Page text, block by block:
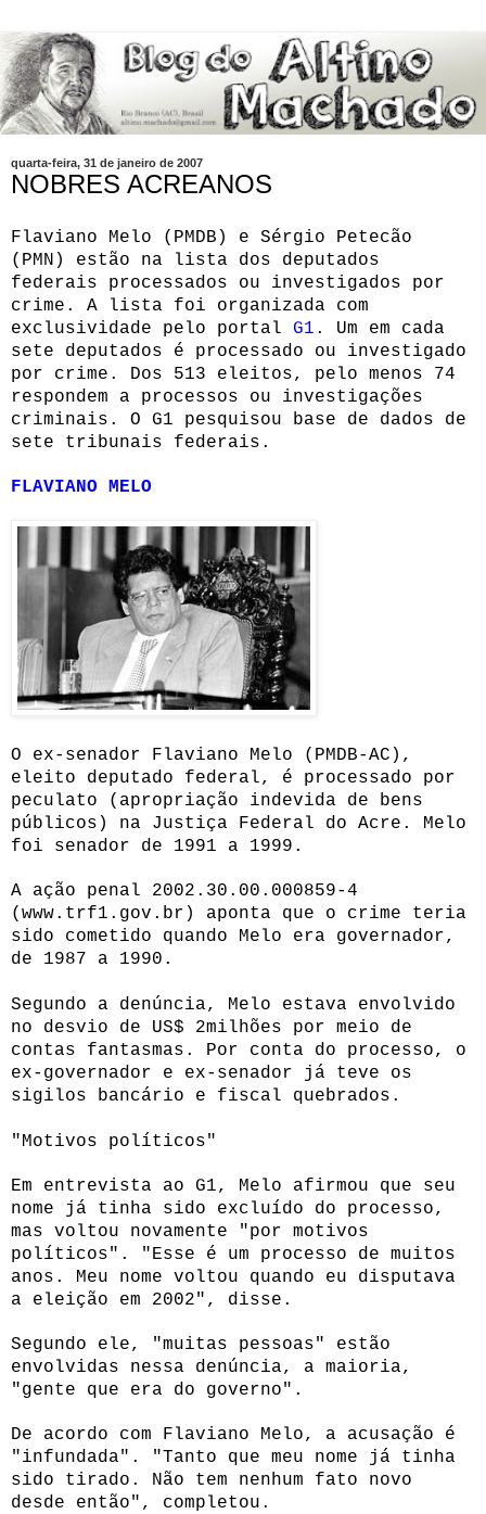
quarta-feira, 31 de janeiro de 2007
NOBRES ACREANOS
Flaviano Melo (PMDB) e Sérgio Petecão
(PMN) estão na lista dos deputados
federais processados ou investigados por
crime. A lista foi organizada com
exclusividade pelo portal G1 . Um em cada
sete deputados é processado ou investigado
por crime. Dos 513 eleitos, pelo menos 74
respondem a processos ou investigações
criminais. O G1 pesquisou base de dados de
sete tribunais federais.
FLAVIANO MELO
O ex-senador Flaviano Melo (PMDB-AC),
eleito deputado federal, é processado por
peculato (apropriação indevida de bens
públicos) na Justiça Federal do Acre. Melo
foi senador de 1991 a 1999.
A ação penal 2002.30.00.000859-4
(www.trf1.gov.br) aponta que o crime teria
sido cometido quando Melo era governador,
de 1987 a 1990.
Segundo a denúncia, Melo estava envolvido
no desvio de US$ 2milhões por meio de
contas fantasmas. Por conta do processo, o
ex-governador e ex-senador já teve os
sigilos bancário e fiscal quebrados.
"Motivos políticos"
Em entrevista ao G1, Melo afirmou que seu
nome já tinha sido excluído do processo,
mas voltou novamente "por motivos
políticos". "Esse é um processo de muitos
anos. Meu nome voltou quando eu disputava
a eleição em 2002", disse.
Segundo ele, "muitas pessoas" estão
envolvidas nessa denúncia, a maioria,
"gente que era do governo".
De acordo com Flaviano Melo, a acusação é
"infundada". "Tanto que meu nome já tinha
sido tirado. Não tem nenhum fato novo
desde então", completou.